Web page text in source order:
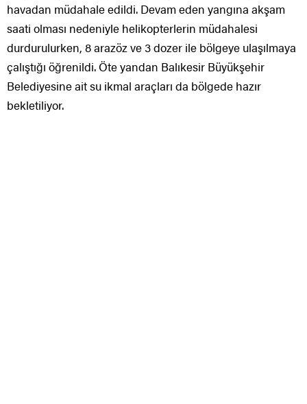
havadan müdahale edildi. Devam eden yangına akşam
saati olması nedeniyle helikopterlerin müdahalesi
durdurulurken, 8 arazöz ve 3 dozer ile bölgeye ulaşılmaya
çalıştığı öğrenildi. Öte yandan Balıkesir Büyükşehir
Belediyesine ait su ikmal araçları da bölgede hazır
bekletiliyor.